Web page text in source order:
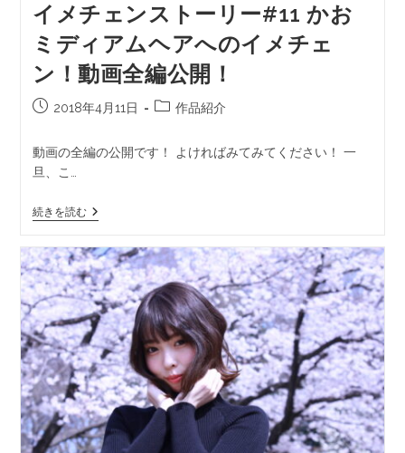
イメチェンストーリー#11 かお
ミディアムヘアへのイメチェ
ン！動画全編公開！
2018年4月11日 作品紹介
動画の全編の公開です！ よければみてみてください！ 一
旦、こ…
続きを読む